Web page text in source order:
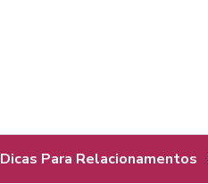
Dicas Para Relacionamentos